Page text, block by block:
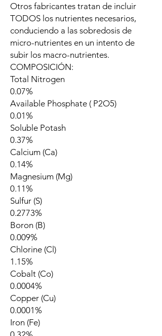
Otros fabricantes tratan de incluir
TODOS los nutrientes necesarios,
conduciendo a las sobredosis de
micro-nutrientes en un intento de
subir los macro-nutrientes.
COMPOSICIÓN:
Total Nitrogen
0.07%
Available Phosphate ( P2O5)
0.01%
Soluble Potash
0.37%
Calcium (Ca)
0.14%
Magnesium (Mg)
0.11%
Sulfur (S)
0.2773%
Boron (B)
0.009%
Chlorine (Cl)
1.15%
Cobalt (Co)
0.0004%
Copper (Cu)
0.0001%
Iron (Fe)